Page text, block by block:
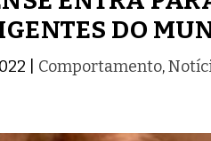
DO
Comportamento,